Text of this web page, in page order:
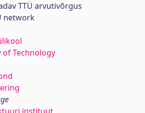
TTÜ arvutivõrgus
network
of Technology